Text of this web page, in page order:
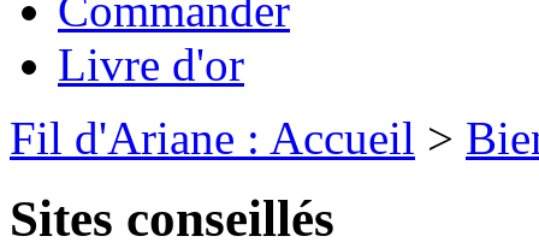
Livre d'or
Fil d'Ariane : Accueil >
Sites conseillés